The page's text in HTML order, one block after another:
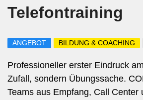
Telefontraining
ANGEBOT BILDUNG & COACHING
Professioneller erster Eindruck
Zufall, sondern Übungssache.
Teams aus Empfang, Call Center